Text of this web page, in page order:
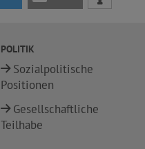
POLITIK
Sozialpolitische
Positionen
Gesellschaftliche
Teilhabe